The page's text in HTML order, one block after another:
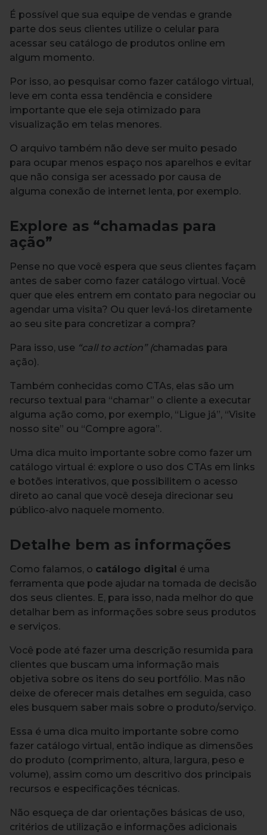
É possível que sua equipe de vendas e grande
parte dos seus clientes utilize o celular para
acessar seu catálogo de produtos online em
algum momento.
Por isso, ao pesquisar como fazer catálogo virtual,
leve em conta essa tendência e considere
importante que ele seja otimizado para
visualização em telas menores.
O arquivo também não deve ser muito pesado
para ocupar menos espaço nos aparelhos e evitar
que não consiga ser acessado por causa de
alguma conexão de internet lenta, por exemplo.
Explore as “chamadas para
ação”
Pense no que você espera que seus clientes façam
antes de saber como fazer catálogo virtual. Você
quer que eles entrem em contato para negociar ou
agendar uma visita? Ou quer levá-los diretamente
ao seu site para concretizar a compra?
Para isso, use “call to action” (chamadas para
ação).
Também conhecidas como CTAs, elas são um
recurso textual para “chamar” o cliente a executar
alguma ação como, por exemplo, “Ligue já”, “Visite
nosso site” ou “Compre agora”.
Uma dica muito importante sobre como fazer um
catálogo virtual é: explore o uso dos CTAs em links
e botões interativos, que possibilitem o acesso
direto ao canal que você deseja direcionar seu
público-alvo naquele momento.
Detalhe bem as informações
Como falamos, o catálogo digital é uma
ferramenta que pode ajudar na tomada de decisão
dos seus clientes. E, para isso, nada melhor do que
detalhar bem as informações sobre seus produtos
e serviços.
Você pode até fazer uma descrição resumida para
clientes que buscam uma informação mais
objetiva sobre os itens do seu portfólio. Mas não
deixe de oferecer mais detalhes em seguida, caso
eles busquem saber mais sobre o produto/serviço.
Essa é uma dica muito importante sobre como
fazer catálogo virtual, então indique as dimensões
do produto (comprimento, altura, largura, peso e
volume), assim como um descritivo dos principais
recursos e especificações técnicas.
Não esqueça de dar orientações básicas de uso,
critérios de utilização e informações adicionais